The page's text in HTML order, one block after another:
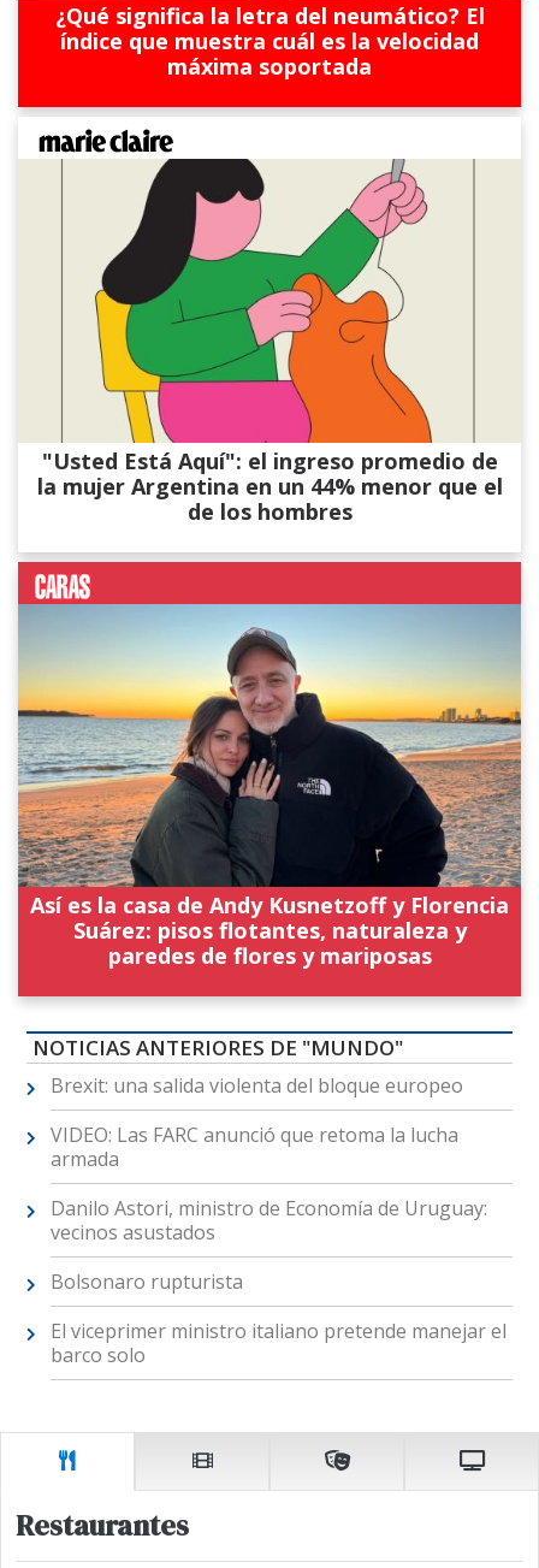
¿Qué significa la letra del neumático? El
índice que muestra cuál es la velocidad
máxima soportada
"Usted Está Aquí": el ingreso promedio de
la mujer Argentina en un 44% menor que el
de los hombres
Así es la casa de Andy Kusnetzoff y Florencia
Suárez: pisos flotantes, naturaleza y
paredes de flores y mariposas
NOTICIAS ANTERIORES DE "MUNDO"
Brexit: una salida violenta del bloque europeo
VIDEO: Las FARC anunció que retoma la lucha
armada
Danilo Astori, ministro de Economía de Uruguay:
vecinos asustados
Bolsonaro rupturista
El viceprimer ministro italiano pretende manejar el
barco solo
Restaurantes